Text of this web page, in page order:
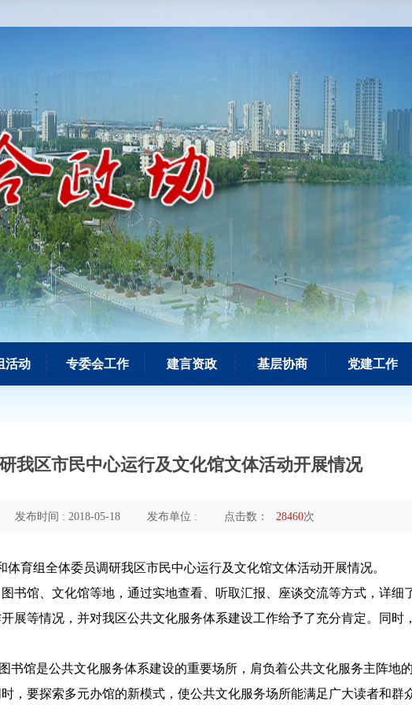
活动 专委会工作 建言资政 基层协商 党建工作
我区市民中心运行及文化馆文体活动开展情况
发布时间 : 2018-05-18 发布单位 : 点击数： 28460次
体育组全体委员调研我区市民中心运行及文化馆文体活动开展情况。
书馆、文化馆等地，通过实地查看、听取汇报、座谈交流等方式，详细
展等情况，并对我区公共文化服务体系建设工作给予了充分肯定。同时
书馆是公共文化服务体系建设的重要场所，肩负着公共文化服务主阵地
，要探索多元办馆的新模式，使公共文化服务场所能满足广大读者和群